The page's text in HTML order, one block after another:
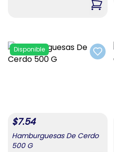
,
Add
Disponible
$7.54
Hamburguesas De Cerdo
500 G